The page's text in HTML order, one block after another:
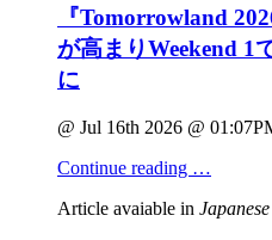
『Tomorrowland
が高まりWeekend 1
に
@ Jul 16th 2026 @
Continue reading …
Article avaiable in Japanese